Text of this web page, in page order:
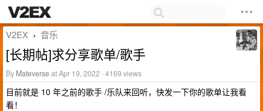
V2EX › 音乐
[长期帖]求分享歌单/歌手
By Mateverseat Apr 19, 2022 · 4169 views
目前就是 10 年之前的歌手 /乐队来回听，快发一下你的歌单让我看
看！